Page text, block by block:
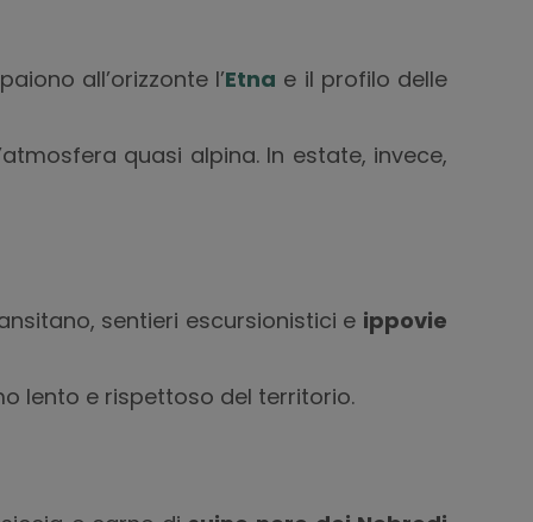
all’orizzonte l’Etna e il profilo delle
quasi alpina. In estate, invece,
sentieri escursionistici e ippovie
lento e rispettoso del territorio.